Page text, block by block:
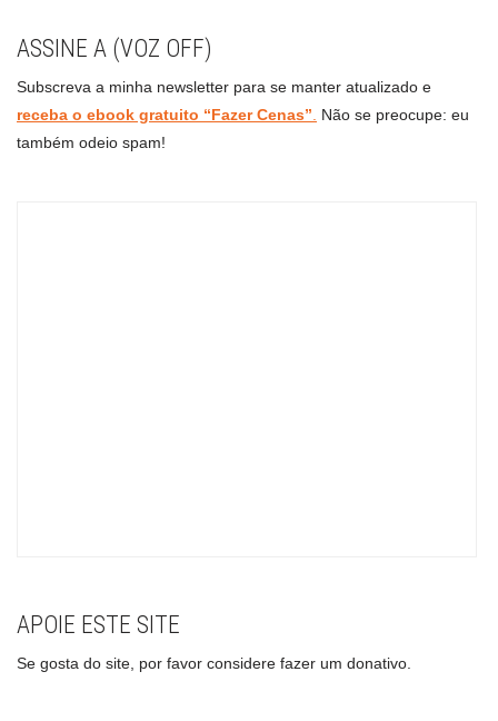
ASSINE A (VOZ OFF)
Subscreva a minha newsletter para se manter atualizado e
receba o ebook gratuito “Fazer Cenas”. Não se preocupe: eu
também odeio spam!
APOIE ESTE SITE
Se gosta do site, por favor considere fazer um donativo.